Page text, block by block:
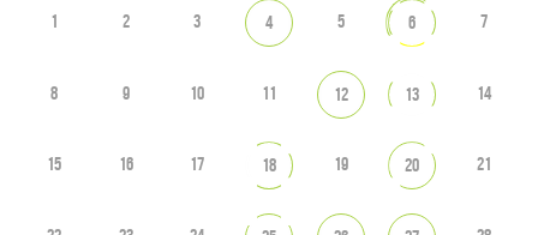
1 2 3 4 5 6 7
8 9 10 11 12 13 14
15 16 17 18 19 20 21